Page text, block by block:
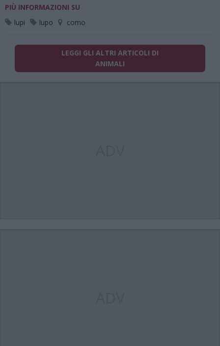
PIÙ INFORMAZIONI SU
lupi
lupo como
LEGGI GLI ALTRI ARTICOLI DI
ANIMALI